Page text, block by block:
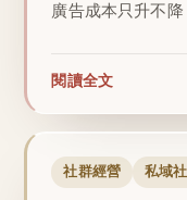
廣告成本只升不
閱讀全文
社群經營 私域